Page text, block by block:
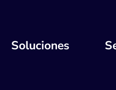
Soluciones